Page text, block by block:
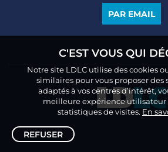
PAR EMAIL
C'EST VOUS QUI
Notre site LDLC utilise des cookies
similaires pour vous proposer des
adaptés à vos centres d’intérêt,
meilleure expérience utilisateur
statistiques de visites. En
REFUSER